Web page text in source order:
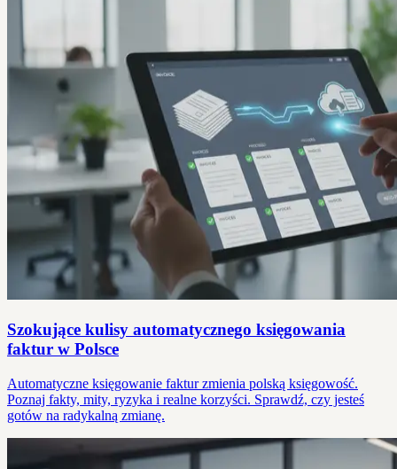
Szokujące kulisy automatycznego księgowania
faktur w Polsce
Automatyczne księgowanie faktur zmienia polską księgowość.
Poznaj fakty, mity, ryzyka i realne korzyści. Sprawdź, czy jesteś
gotów na radykalną zmianę.